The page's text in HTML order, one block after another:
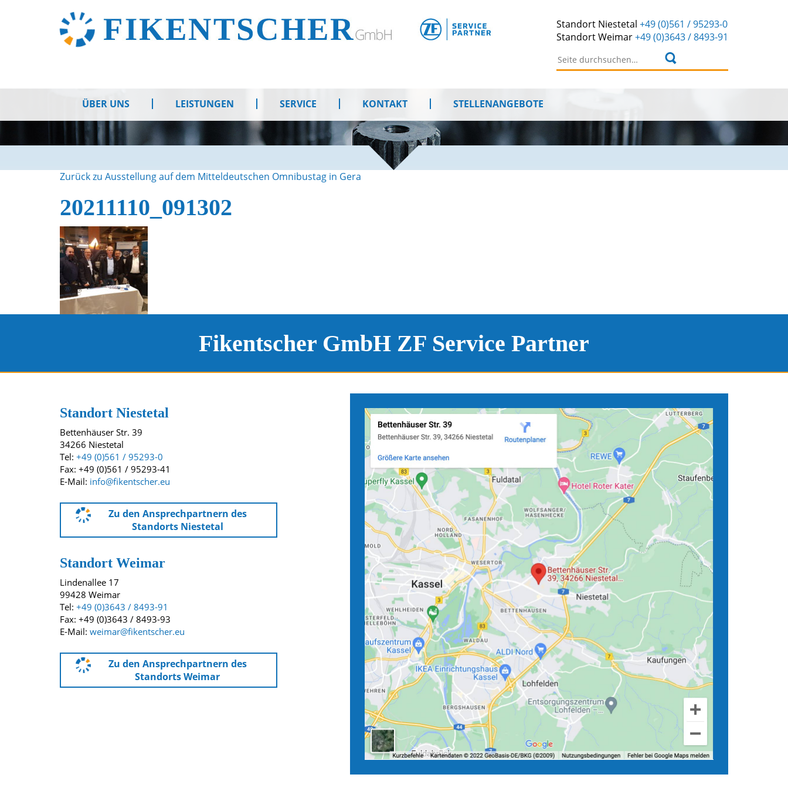
Standort Niestetal +49 (0)561 / 95293-0
StandortWeimar+49 (0)3643 / 8493-91
Suchen nach:
ÜBER UNS LEISTUNGEN SERVICE KONTAKT STELLENANGEBOTE
Zurück zu Ausstellung auf dem Mitteldeutschen Omnibustag in Gera
20211110_091302
Fikentscher GmbH ZF Service Partner
Standort Niestetal
Bettenhäuser Str. 39
34266 Niestetal
Tel: +49 (0)561 / 95293-0
Fax: +49 (0)561 / 95293-41
E-Mail: info@fikentscher.eu
Zu den Ansprechpartnern des
Standorts Niestetal
Standort Weimar
Lindenallee 17
99428 Weimar
Tel: +49 (0)3643 / 8493-91
Fax: +49 (0)3643 / 8493-93
E-Mail: weimar@fikentscher.eu
Zu den Ansprechpartnern des
Standorts Weimar